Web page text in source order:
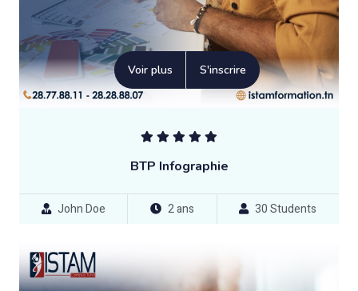
Voir plus S'inscrire
BTP Infographie
John Doe 2 ans 30 Students